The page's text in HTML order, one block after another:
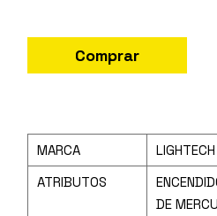
Comprar
MARCA
LIGHTECH
ATRIBUTOS
DE